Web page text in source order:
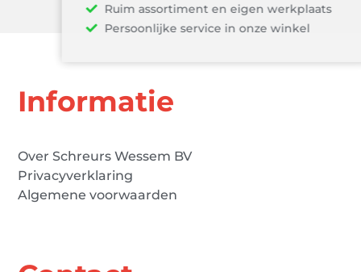
Ruim assortiment en eigen werkplaats
Persoonlijke service in onze winkel
Informatie
Over Schreurs Wessem BV
Privacyverklaring
Algemene voorwaarden